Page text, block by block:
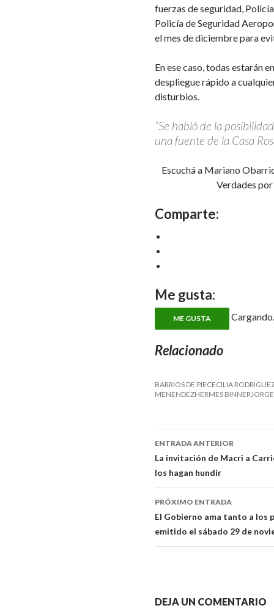
fuerzas de seguridad,
Policía de Seguridad
el mes de diciembre para
En ese caso, todas estarán
despliegue rápido a
disturbios.
“Se habló de la
una fuente de la Casa
Escuchá a Mariano
Verdades
Comparte:
Me gusta:
ME GUSTA
Relacionado
BARRIOS DE PIECECILIA
MENENDEZHERMES
Navegador
de
artículos
ENTRADA ANTERIOR
La invitación de Macri a
los hagan hundir
PRÓXIMO ENTRADA
El Gobierno ama tanto a los
emitido el sábado 29 de
DEJA UN COMENTARIO